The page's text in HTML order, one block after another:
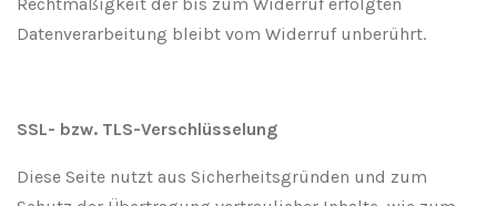
Datenverarbeitung bleibt vom Widerruf unberührt.
SSL- bzw. TLS-Verschlüsselung
Diese Seite nutzt aus Sicherheitsgründen und zum